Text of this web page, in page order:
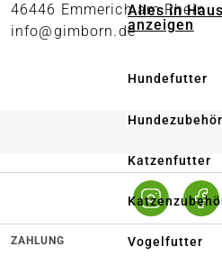
Alles in
anzeigen
Hundefutter
Hundezubehör
Katzenfutter
Vogelfutter
46446 Emmerich am Rhein
info@gimborn.de
ZAHLUNG